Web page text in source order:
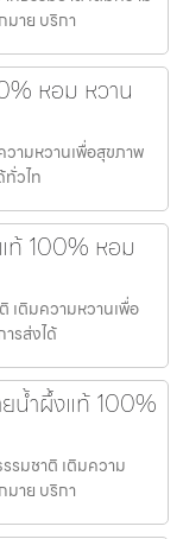
มาย บริกา
หอม หวาน
ามหวานเพื่อสุขภาพ
วไท
ท้ 100% หอม
เติมความหวานเพื่อ
รส่งได้
น้ำผึ้งแท้ 100%
รมชาติ เติมความ
มาย บริกา